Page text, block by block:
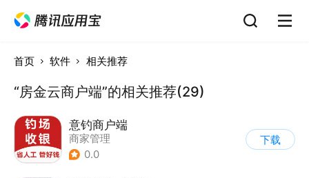
首页 软件 相关推荐
“房金云商户端”的相关推荐(29)
意钓商户端
商家管理
0.0
下载